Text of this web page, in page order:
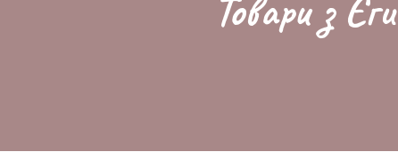
Товари з